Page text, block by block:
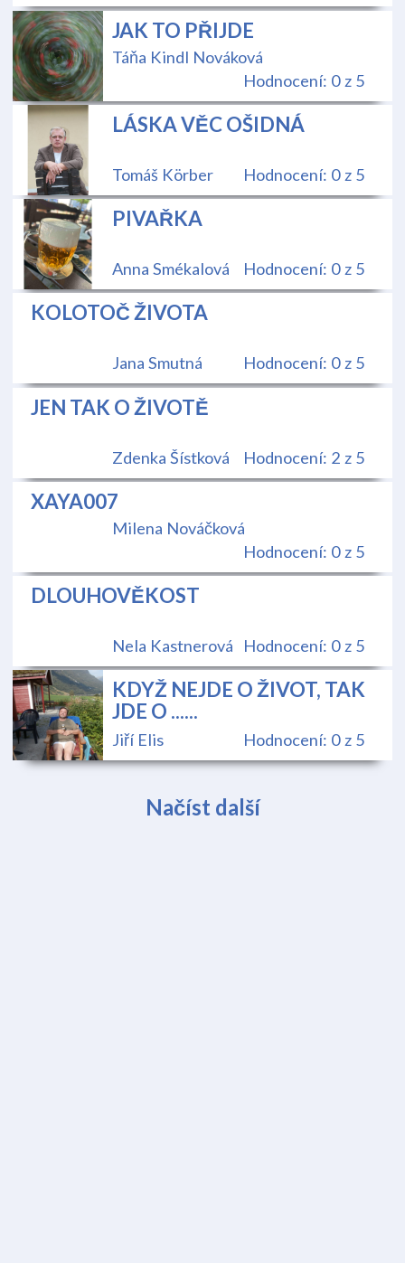
JAK TO PŘIJDE
Táňa Kindl Nováková
Hodnocení: 0 z 5
LÁSKA VĚC OŠIDNÁ
Tomáš Körber Hodnocení: 0 z 5
PIVAŘKA
Anna Smékalová Hodnocení: 0 z 5
KOLOTOČ ŽIVOTA
Jana Smutná Hodnocení: 0 z 5
JEN TAK O ŽIVOTĚ
Zdenka Šístková Hodnocení: 2 z 5
XAYA007
Milena Nováčková
Hodnocení: 0 z 5
DLOUHOVĚKOST
Nela Kastnerová Hodnocení: 0 z 5
KDYŽ NEJDE O ŽIVOT, TAK
JDE O ......
Jiří Elis Hodnocení: 0 z 5
Načíst další